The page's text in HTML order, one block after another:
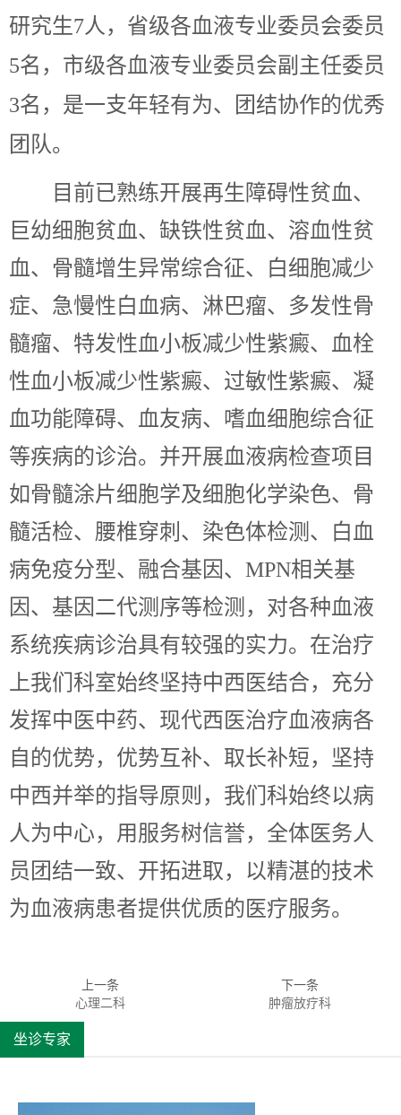
研究生7人， 省级各血液专业委员会委员
5名，市级各血液专业委员会副主任委员
3名， 是一支年轻有为、团结协作的优秀
团队。
目前已熟练开展再生障碍性贫血、
巨幼细胞贫血、缺铁性贫血、溶血性贫
血、骨髓增生异常综合征、白细胞减少
症、急慢性白血病、淋巴瘤、多发性骨
髓瘤、特发性血小板减少性紫癜、血栓
性血小板减少性紫癜、过敏性紫癜、凝
血功能障碍、血友病、嗜血细胞综合征
等疾病的诊治。并开展血液病检查项目
如骨髓涂片细胞学及细胞化学染色、骨
髓活检、腰椎穿刺、染色体检测、白血
病免疫分型、融合基因、 MPN相关基
因、基因二代测序等检测，对各种血液
系统疾病诊治具有较强的实力。在治疗
上我们科室始终坚持中西医结合，充分
发挥中医中药、现代西医治疗血液病各
自的优势，优势互补、取长补短，坚持
中西并举的指导原则，我们科始终以病
人为中心，用服务树信誉，全体医务人
员团结一致、开拓进取，以精湛的技术
为血液病患者提供优质的医疗服务。
上一条
心理二科
下一条
肿瘤放疗科
坐诊专家